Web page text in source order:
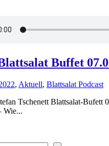
Buffet
, Aktuell, Blattsalat Podcast
Tschenett Blattsalat-Bufett
Wie...